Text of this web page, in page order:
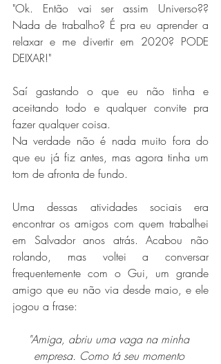
"Ok. Então vai ser assim Universo??
Nada de trabalho? É pra eu aprender a
relaxar e me divertir em 2020? PODE
DEIXAR!"
Saí gastando o que eu não tinha e
aceitando todo e qualquer convite pra
fazer qualquer coisa.
Na verdade não é nada muito fora do
que eu já fiz antes, mas agora tinha um
tom de afronta de fundo.
Uma dessas atividades sociais era
encontrar os amigos com quem trabalhei
em Salvador anos atrás. Acabou não
rolando, mas voltei a conversar
frequentemente com o Gui, um grande
amigo que eu não via desde maio, e ele
jogou a frase:
"Amiga, abriu uma vaga na minha
empresa. Como tá seu momento